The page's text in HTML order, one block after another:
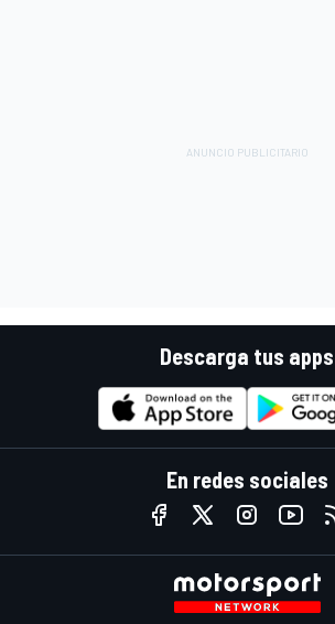
Descarga tus apps
En redes sociales